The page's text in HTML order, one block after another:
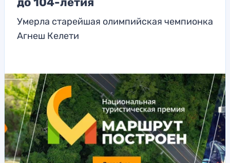
Умерла старейшая олимпийская чемпионка
Агнеш Келети